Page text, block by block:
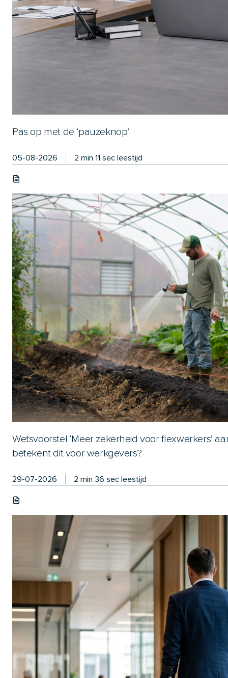
Pas op met de ‘pauzeknop’
05-08-2026 2 min 11 sec leestijd
Wetsvoorstel ‘Meer zekerheid voor flexwerkers’
betekent dit voor werkgevers?
29-07-2026 2 min 36 sec leestijd